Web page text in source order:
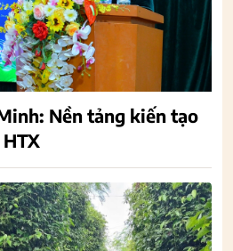
Nền tảng kiến tạo